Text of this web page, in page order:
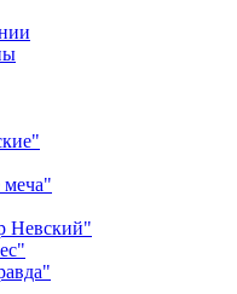
Невский"